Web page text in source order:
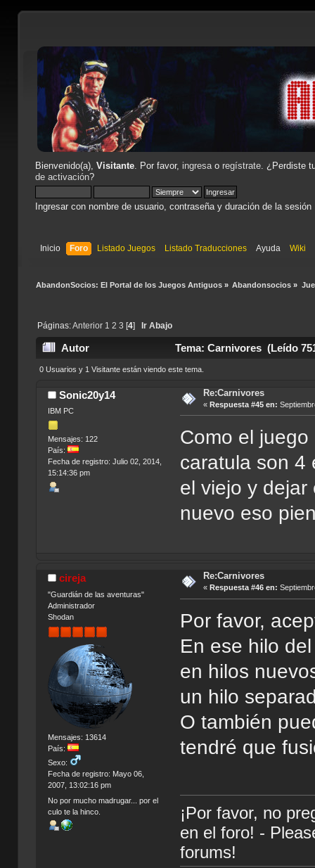
Bienvenido(a), Visitante. Por favor, ingresao regístrate. ¿Perdiste
de activación?
Ingresar con nombre de usuario, contraseña y duración de la sesión
Inicio Foro Listado Juegos Listado Traducciones Ayuda Wiki
AbandonSocios: El Portal de los Juegos Antiguos» Abandonsocios »
Páginas:Anterior 1 2 3 [4] Ir Abajo
Autor Tema: Carnivores (Leído
0 Usuarios y 1 Visitante están viendo este tema.
Sonic20y14
IBM PC
Mensajes: 122
País:
Fecha de registro: Julio 02, 2014,
15:14:36 pm
Re:Carnivores
« Respuesta #45 en:
Como el
caratula son 4
el viejo y
nuevo eso
cireja
"Guardián de las aventuras"
Administrador
Shodan
Mensajes: 13614
País:
Sexo:
Fecha de registro: Mayo 06,
2007, 13:02:16 pm
No por mucho madrugar... por el
culo te la hinco.
Re:Carnivores
« Respuesta #46 en:
Por favor,
En ese hilo
en hilos
un hilo
O también
tendré que
¡Por favor, no
en el foro! -
forums!